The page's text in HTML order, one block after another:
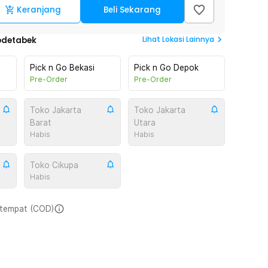
Keranjang Beli Sekarang
Lihat Lokasi Lainnya
Pick n Go Bekasi
Pre-Order
Pick n Go Depok
Pre-Order
Toko Jakarta
Barat
Habis
Toko Jakarta
Utara
Habis
Toko Cikupa
Habis
(COD)